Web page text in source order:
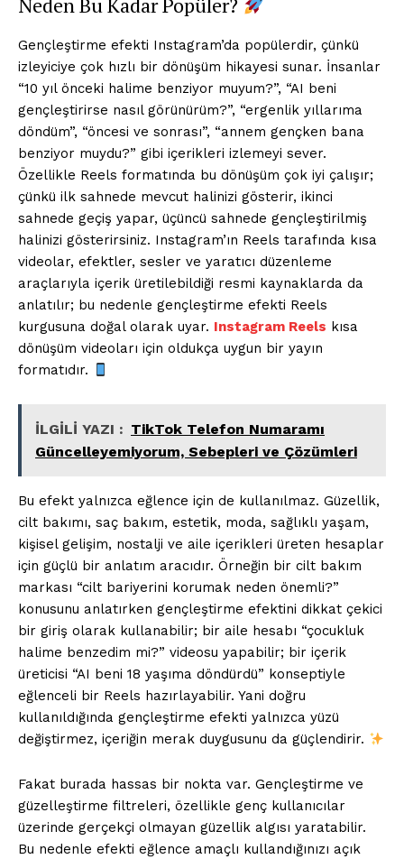
Gençleştirme efekti Instagram’da popülerdir, çünkü
izleyiciye çok hızlı bir dönüşüm hikayesi sunar. İnsanlar
“10 yıl önceki halime benziyor muyum?”, “AI beni
gençleştirirse nasıl görünürüm?”, “ergenlik yıllarıma
döndüm”, “öncesi ve sonrası”, “annem gençken bana
benziyor muydu?” gibi içerikleri izlemeyi sever.
Özellikle Reels formatında bu dönüşüm çok iyi çalışır;
çünkü ilk sahnede mevcut halinizi gösterir, ikinci
sahnede geçiş yapar, üçüncü sahnede gençleştirilmiş
halinizi gösterirsiniz. Instagram’ın Reels tarafında kısa
videolar, efektler, sesler ve yaratıcı düzenleme
araçlarıyla içerik üretilebildiği resmi kaynaklarda da
anlatılır; bu nedenle gençleştirme efekti Reels
kurgusuna doğal olarak uyar. Instagram Reels kısa
dönüşüm videoları için oldukça uygun bir yayın
formatıdır.
İLGİLİ YAZI : TikTok Telefon Numaramı
Güncelleyemiyorum, Sebepleri ve Çözümleri
Bu efekt yalnızca eğlence için de kullanılmaz. Güzellik,
cilt bakımı, saç bakım, estetik, moda, sağlıklı yaşam,
kişisel gelişim, nostalji ve aile içerikleri üreten hesaplar
için güçlü bir anlatım aracıdır. Örneğin bir cilt bakım
markası “cilt bariyerini korumak neden önemli?”
konusunu anlatırken gençleştirme efektini dikkat çekici
bir giriş olarak kullanabilir; bir aile hesabı “çocukluk
halime benzedim mi?” videosu yapabilir; bir içerik
üreticisi “AI beni 18 yaşıma döndürdü” konseptiyle
eğlenceli bir Reels hazırlayabilir. Yani doğru
kullanıldığında gençleştirme efekti yalnızca yüzü
değiştirmez, içeriğin merak duygusunu da güçlendirir.
Fakat burada hassas bir nokta var. Gençleştirme ve
güzelleştirme filtreleri, özellikle genç kullanıcılar
üzerinde gerçekçi olmayan güzellik algısı yaratabilir.
Bu nedenle efekti eğlence amaçlı kullandığınızı açık